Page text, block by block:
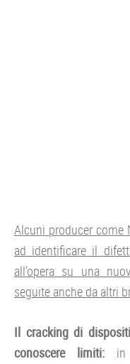
Alcuni producer come
ad identificare il
all’opera su una
seguite anche da altri
Il cracking di
conoscere limiti: in